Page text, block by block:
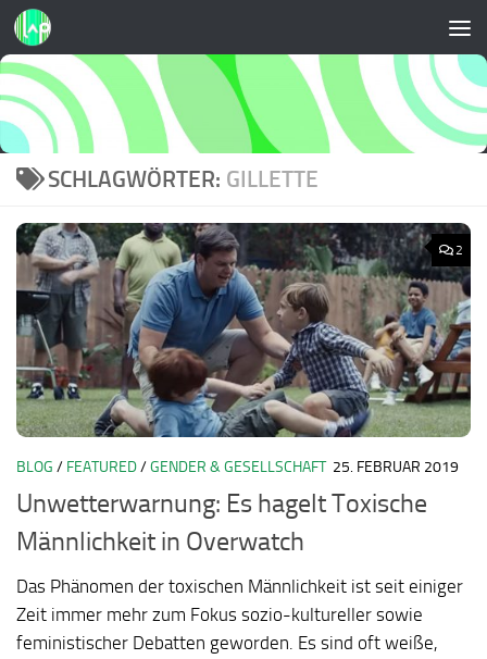
Zum Inhalt springen
SCHLAGWÖRTER: GILLETTE
2
BLOG / FEATURED/GENDER & GESELLSCHAFT 25. FEBRUAR 2019
Unwetterwarnung: Es hagelt Toxische
Männlichkeit in Overwatch
Das Phänomen der toxischen Männlichkeit ist seit einiger
Zeit immer mehr zum Fokus sozio-kultureller sowie
feministischer Debatten geworden. Es sind oft weiße,